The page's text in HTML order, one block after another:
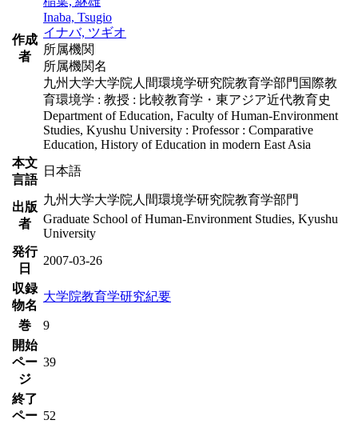
作成
者
Inaba, Tsugio
イナバ, ツギオ
所属機関
所属機関名
九州大学大学院人間環境学研究院教育学部門国際教
育環境学 : 教授 : 比較教育学・東アジア近代教育史
Department of Education, Faculty of Human-Environment
Studies, Kyushu University : Professor : Comparative
Education, History of Education in modern East Asia
本文
言語
日本語
出版
者
九州大学大学院人間環境学研究院教育学部門
Graduate School of Human-Environment Studies, Kyushu
University
発行
日
2007-03-26
収録
物名
大学院教育学研究紀要
巻
9
開始
ペー
ジ
39
終了
ペー 52